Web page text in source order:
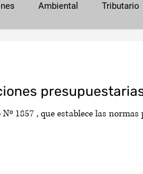
Ambiental Tributario
1857 , que establece las normas